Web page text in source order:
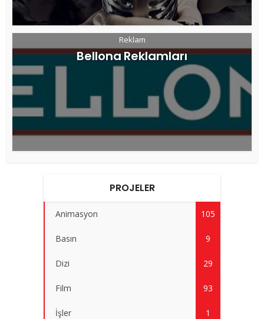
Reklam
Bellona Reklamları
PROJELER
Animasyon 105
Basın 9
Dizi 29
Film 93
İşler 1